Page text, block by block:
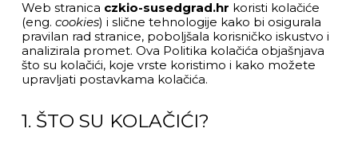
Web stranica czkio-susedgrad.hr koristi kolačiće
(eng.cookies) i slične tehnologije kako bi osigurala
pravilan rad stranice, poboljšala korisničko iskustvo i
analizirala promet. Ova Politika kolačića objašnjava
što su kolačići, koje vrste koristimo i kako možete
upravljati postavkama kolačića.
1. ŠTO SU KOLAČIĆI?